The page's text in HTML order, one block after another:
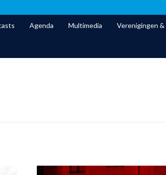
Agenda Multimedia Verenigingen